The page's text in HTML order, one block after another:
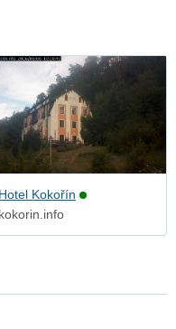
Hotel Kokořín
kokorin.info